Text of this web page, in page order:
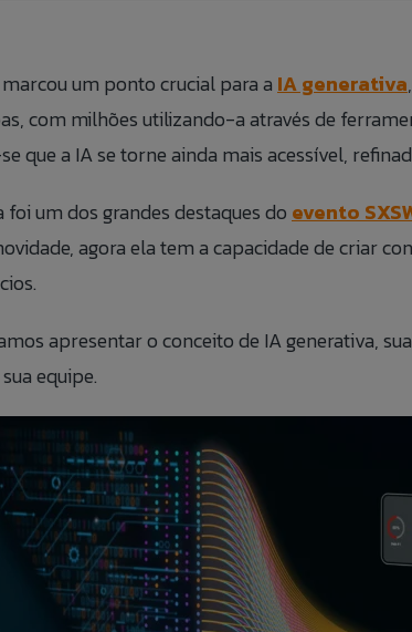
um ponto crucial para a IA generativa
com milhões utilizando-a através de
que a IA se torne ainda mais acessível,
foi um dos grandes destaques do evento
agora ela tem a capacidade de criar
apresentar o conceito de IA generativa,
equipe.